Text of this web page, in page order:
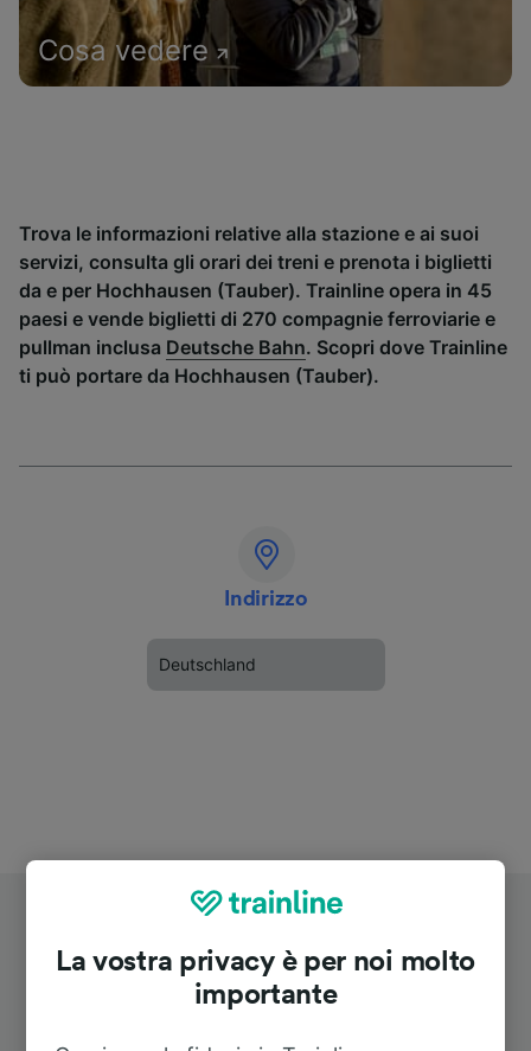
Cosa vedere
Trova le informazioni relative alla stazione e ai suoi
servizi, consulta gli orari dei treni e prenota i biglietti
da e per Hochhausen (Tauber). Trainline opera in 45
paesi e vende biglietti di 270 compagnie ferroviarie e
pullman inclusa Deutsche Bahn. Scopri dove Trainline
ti può portare da Hochhausen (Tauber).
Indirizzo
Deutschland
La vostra privacy è per noi molto
importante